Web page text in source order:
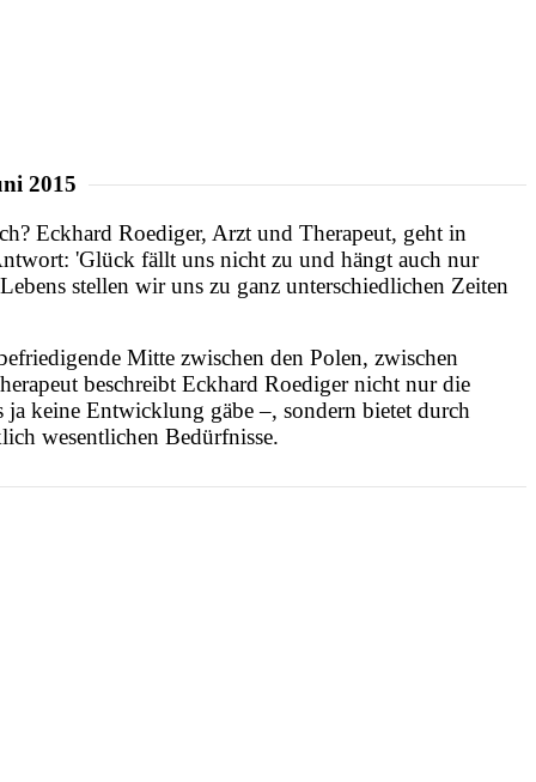
2015
Eckhard Roediger, Arzt und Therapeut, geht in
'Glück fällt uns nicht zu und hängt auch nur
stellen wir uns zu ganz unterschiedlichen Zeiten
Mitte zwischen den Polen, zwischen
beschreibt Eckhard Roediger nicht nur die
keine Entwicklung gäbe –, sondern bietet durch
wesentlichen Bedürfnisse.